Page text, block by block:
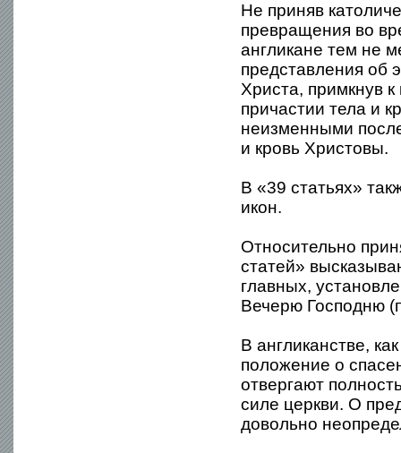
Не приняв
превращения во
англикане тем не
представления об
Христа, примкнув
причастии тела и
неизменными
и кровь Христовы.
В «39 статьях»
икон.
Относительно
статей»
главных,
Вечерю Господню
В англиканстве,
положение о
отвергают
силе церкви. О
довольно